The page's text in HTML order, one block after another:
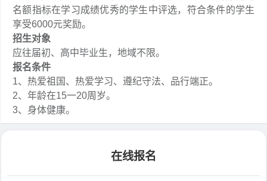
名额指标在学习成绩优秀的学生中评选，符合条件的学生
享受6000元奖励。
招生对象
应往届初、高中毕业生，地域不限。
报名条件
1、热爱祖国、热爱学习、遵纪守法、品行端正。
2、年龄在15一20周岁。
3、身体健康。
在线报名